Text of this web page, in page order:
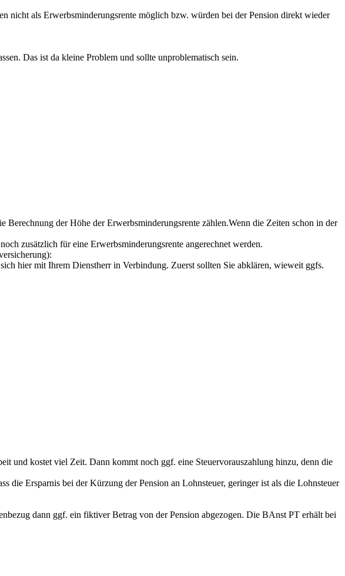
nicht als Erwerbsminderungsrente möglich bzw. würden bei der Pension direkt wieder
Das ist da kleine Problem und sollte unproblematisch sein.
der Höhe der Erwerbsminderungsrente zählen.Wenn die Zeiten schon in der
zusätzlich für eine Erwerbsminderungsrente angerechnet werden.
hier mit Ihrem Dienstherr in Verbindung. Zuerst sollten Sie abklären, wieweit ggfs.
und kostet viel Zeit. Dann kommt noch ggf. eine Steuervorauszahlung hinzu, denn die
die Ersparnis bei der Kürzung der Pension an Lohnsteuer, geringer ist als die Lohnsteuer
dann ggf. ein fiktiver Betrag von der Pension abgezogen. Die BAnst PT erhält bei